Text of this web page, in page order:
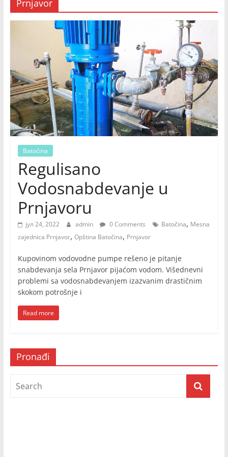
Prnjavor
Batočina
Regulisano
Vodosnabdevanje u
Prnjavoru
јул 24, 2022 admin 0 Comments Batočina, Mesna
zajednica Prnjavor, Opština Batočina, Prnjavor
Kupovinom vodovodne pumpe rešeno je pitanje
snabdevanja sela Prnjavor pijaćom vodom. Višednevni
problemi sa vodosnabdevanjem izazvanim drastičnim
skokom potrošnje i
Read more
Pronađi